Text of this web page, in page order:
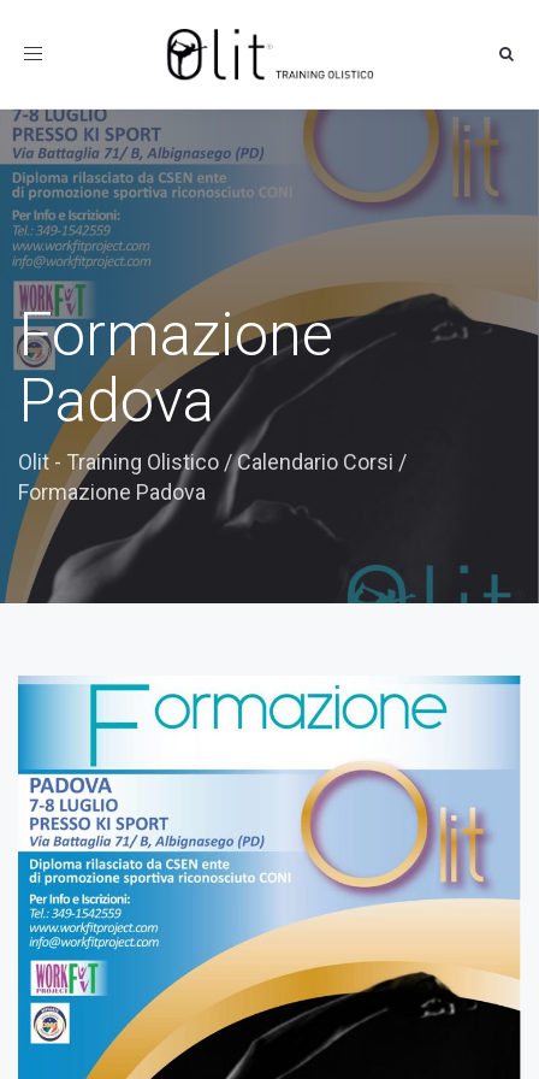
Toggle
Formazione
Padova
Olit - Training Olistico /Calendario Corsi /
Formazione Padova